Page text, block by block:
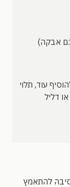
אבקה)
עוד, תלוי
דליל
סיבה להתאמץ